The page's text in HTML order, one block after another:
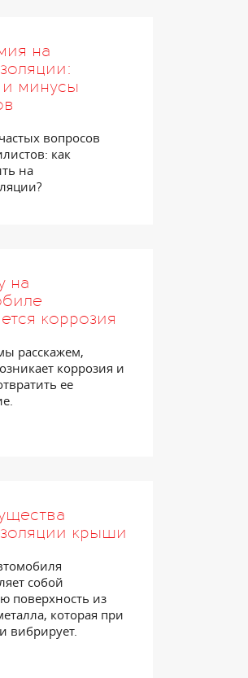
на
минусы
вопросов
как
на
на
коррозия
расскажем,
коррозия и
ее
крыши
собой
поверхность из
которая при
вибрирует.